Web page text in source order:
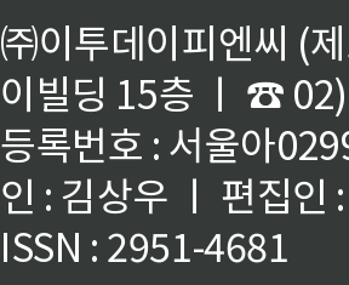
㈜이투데이피엔씨 (
이빌딩 15층 ㅣ ☎
등록번호 : 서울아
인 : 김상우 ㅣ 편집인
ISSN : 2951-4681